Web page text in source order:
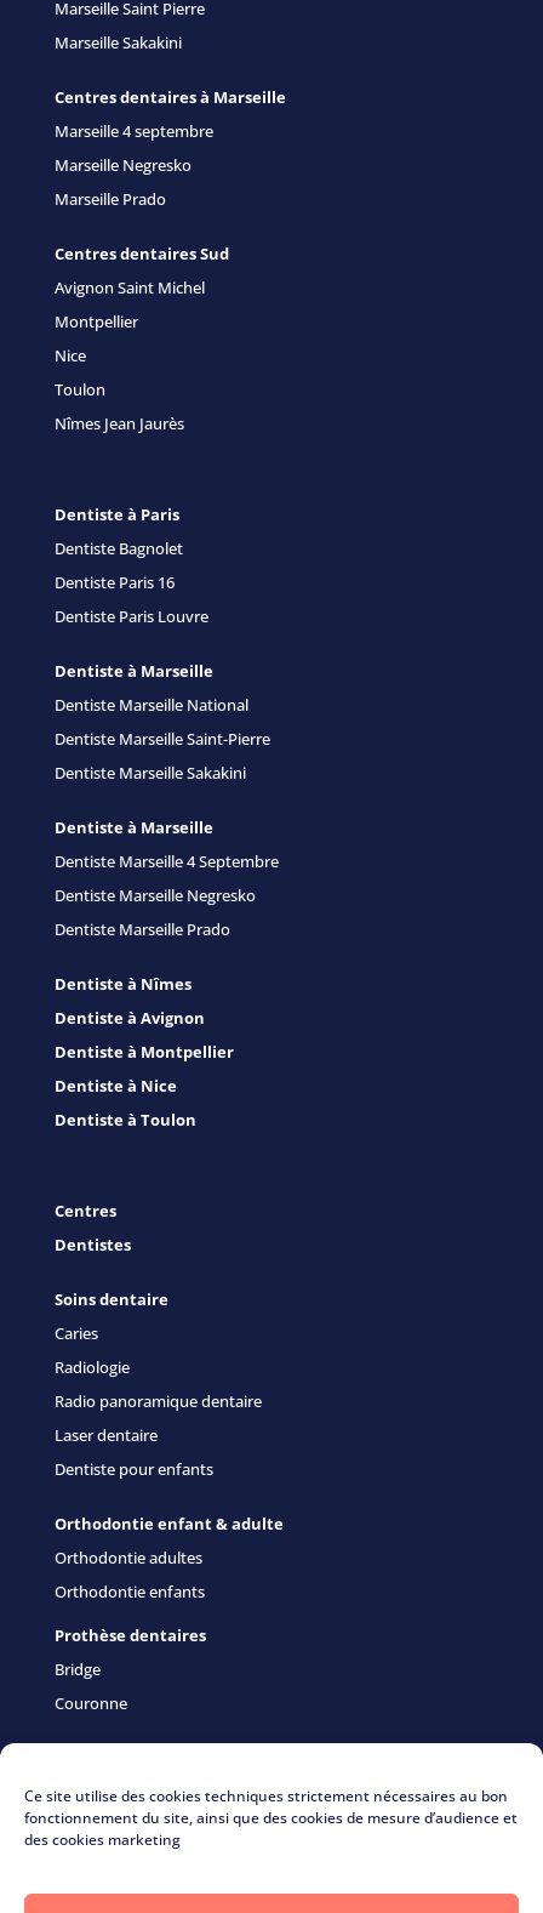
Ce site utilise des cookies techniques strictement nécessaires au bon
fonctionnement du site, ainsi que des cookies de mesure d’audience et
des cookies marketing
Marseille Saint Pierre
Marseille Sakakini
Centres dentaires à Marseille
Marseille 4 septembre
Marseille Negresko
Marseille Prado
Centres dentaires Sud
Avignon Saint Michel
Montpellier
Nice
Toulon
Nîmes Jean Jaurès
Dentiste à Paris
Dentiste Bagnolet
Dentiste Paris 16
Dentiste Paris Louvre
Dentiste à Marseille
Dentiste Marseille National
Dentiste Marseille Saint-Pierre
Dentiste Marseille Sakakini
Dentiste à Marseille
Dentiste Marseille 4 Septembre
Dentiste Marseille Negresko
Dentiste Marseille Prado
Dentiste à Nîmes
Dentiste à Avignon
Dentiste à Montpellier
Dentiste à Nice
Dentiste à Toulon
Centres
Dentistes
Soins dentaire
Caries
Radiologie
Radio panoramique dentaire
Laser dentaire
Dentiste pour enfants
Orthodontie enfant & adulte
Orthodontie adultes
Orthodontie enfants
Prothèse dentaires
Bridge
Couronne
Orthodontique
Chirurgie
Greffes